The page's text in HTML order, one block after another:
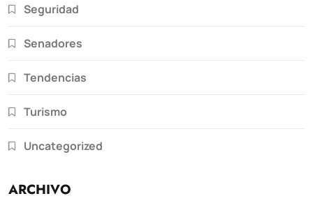
Seguridad
Senadores
Tendencias
Turismo
Uncategorized
ARCHIVO